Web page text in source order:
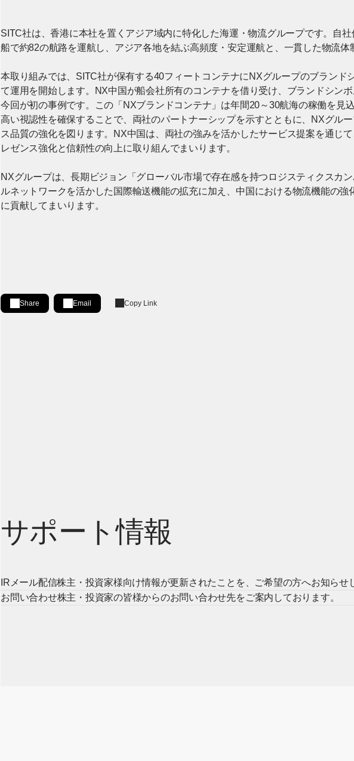
SITC社は、香港に本社を置くアジア域内に特化した海運・物流グループです。自
船で約82の航路を運航し、アジア各地を結ぶ高頻度・安定運航と、一貫した物流体
本取り組みでは、SITC社が保有する40フィートコンテナにNXグループのブランド
て運用を開始します。NX中国が船会社所有のコンテナを借り受け、ブランドシン
今回が初の事例です。この「NXブランドコンテナ」は年間20～30航海の稼働を見
高い視認性を確保することで、両社のパートナーシップを示すとともに、NXグル
ス品質の強化を図ります。NX中国は、両社の強みを活かしたサービス提案を通じ
レゼンス強化と信頼性の向上に取り組んでまいります。
NXグループは、長期ビジョン「グローバル市場で存在感を持つロジスティクスカ
ルネットワークを活かした国際輸送機能の拡充に加え、中国における物流機能の
に貢献してまいります。
Share
Share on LinkedIn
[Open in new window]
Email Copy Link
サポート情報
IRメール配信株主・投資家様向け情報が更新されたことを、ご希望の方へお知らせ
お問い合わせ株主・投資家の皆様からのお問い合わせ先をご案内しております。